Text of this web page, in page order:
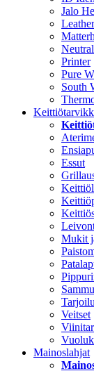
Jalo
Neutral
Printer
Pure
South
Essut
Mukit
Veitset
Mainoslahjat